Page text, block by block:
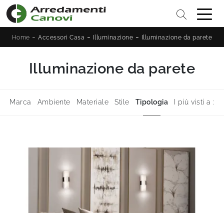
Home -Accessori Casa - Illuminazione - Illuminazione da parete
Illuminazione da parete
Marca Ambiente Materiale Stile Tipologia I più visti a :